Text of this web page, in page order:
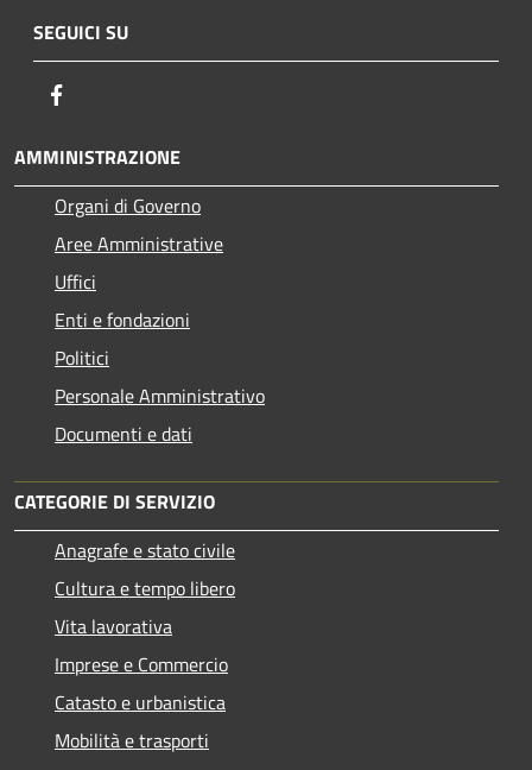
SEGUICI SU
AMMINISTRAZIONE
Organi di Governo
Aree Amministrative
Uffici
Enti e fondazioni
Politici
Personale Amministrativo
Documenti e dati
CATEGORIE DI SERVIZIO
Anagrafe e stato civile
Cultura e tempo libero
Vita lavorativa
Imprese e Commercio
Catasto e urbanistica
Mobilità e trasporti